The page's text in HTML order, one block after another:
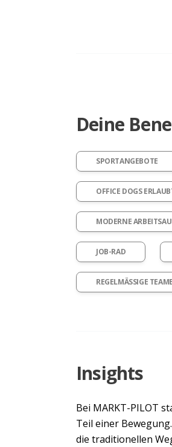
Deine
SPORTANGEBOTE
OFFICE DOGS
MODERNE
JOB-RAD
REGELMÄSSIGE
Insights
Bei MARKT-PILOT
Teil einer
die traditionellen